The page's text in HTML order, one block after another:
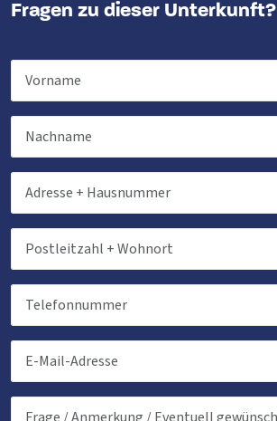
Fragen zu dieser Unterkunft?